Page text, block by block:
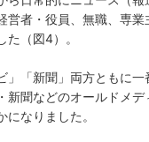
営者・役員、無職、専業
た（図4）。
」「新聞」両方ともに一
新聞などのオールドメデ
になりました。